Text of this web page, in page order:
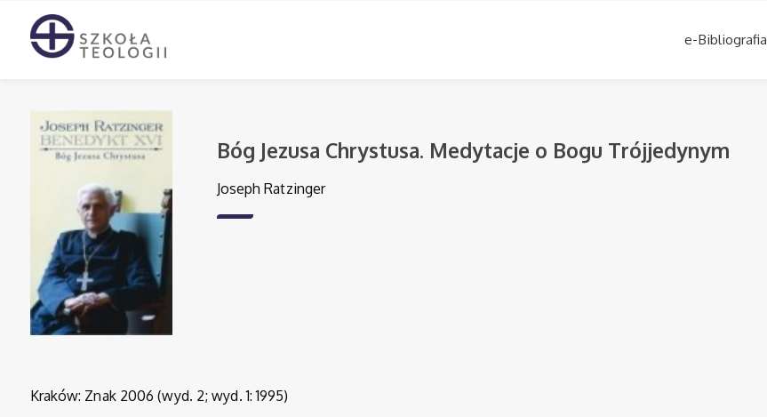
e-Bibliografia
Bóg Jezusa Chrystusa. Medytacje o Bogu Trójjedynym
Joseph Ratzinger
Kraków: Znak 2006 (wyd. 2; wyd. 1: 1995)